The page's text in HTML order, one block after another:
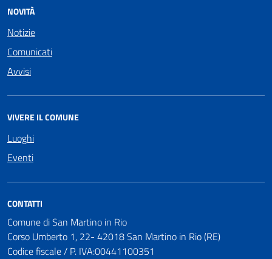
NOVITÀ
Notizie
Comunicati
Avvisi
VIVERE IL COMUNE
Luoghi
Eventi
CONTATTI
Comune di San Martino in Rio
Corso Umberto 1, 22- 42018 San Martino in Rio (RE)
Codice fiscale / P. IVA:00441100351